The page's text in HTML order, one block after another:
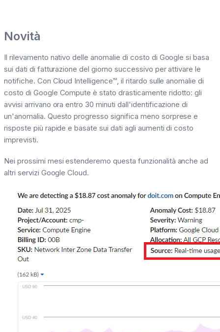
Novità
Il rilevamento nativo delle anomalie di costo di Google si basa
sui dati di fatturazione del giorno successivo per attivare le
notifiche. Con Cloud Intelligence™, il ritardo sulle anomalie di
costo di Google Compute è stato drasticamente ridotto: gli
avvisi arrivano ora entro 30 minuti dall'identificazione di
un'anomalia. Questo progresso significa meno sorprese e
risposte più rapide e basate sui dati agli aumenti di costo
imprevisti.
Nei prossimi mesi estenderemo questa funzionalità anche ad
altri servizi Google Cloud.